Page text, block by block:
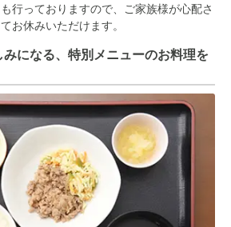
行っておりますので、ご家族様が心配さ
お休みいただけます。
になる、特別メニューのお料理を